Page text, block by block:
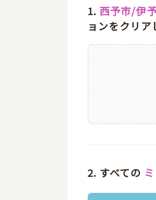
1. 西予市/伊
ョンをクリア
2. すべての